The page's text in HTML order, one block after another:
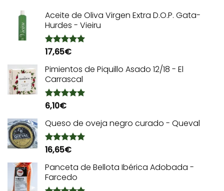
Aceite de Oliva Virgen Extra D.O.P. Gata-
Hurdes - Vieiru
Valorado
de 5
17,65€
Pimientos de Piquillo Asado 12/18 - El
Carrascal
Valorado
de 5
6,10€
Queso de oveja negro curado - Queval
Valorado
de 5
16,65€
Panceta de Bellota Ibérica Adobada -
Farcedo